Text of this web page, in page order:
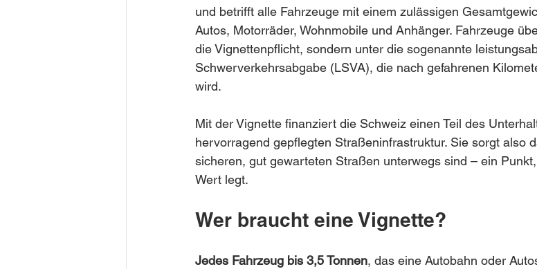
und betrifft alle Fahrzeuge mit einem zulässigen
Autos, Motorräder, Wohnmobile und Anhänger. Fahrzeuge
die Vignettenpflicht, sondern unter die sogenannte
Schwerverkehrsabgabe (LSVA), die nach gefahrenen
wird.
Mit der Vignette finanziert die Schweiz einen Teil des
hervorragend gepflegten Straßeninfrastruktur. Sie sorgt also
sicheren, gut gewarteten Straßen unterwegs sind – ein
Wert legt.
Wer braucht eine Vignette?
Jedes Fahrzeug bis 3,5 Tonnen, das eine Autobahn oder